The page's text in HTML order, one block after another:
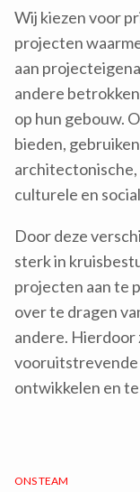
Wij kiezen voor
projecten
aan
andere
op hun gebouw.
bieden,
architectonische,
culturele en
Door deze
sterk in
projecten aan te
over te dragen
andere. Hierdoor
ontwikkelen en
ONS TEAM